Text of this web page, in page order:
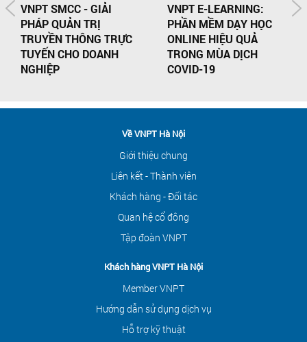
VNPT SMCC - GIẢI
PHÁP QUẢN TRỊ
TRUYỀN THÔNG TRỰC
TUYẾN CHO DOANH
NGHIỆP
VNPT E-LEARNING:
PHẦN MỀM DẠY HỌC
ONLINE HIỆU QUẢ
TRONG MÙA DỊCH
COVID-19
Về VNPT Hà Nội
Giới thiệu chung
Liên kết - Thành viên
Khách hàng - Đối tác
Quan hệ cổ đông
Tập đoàn VNPT
Khách hàng VNPT Hà Nội
Member VNPT
Hướng dẫn sử dụng dịch vụ
Hỗ trợ kỹ thuật